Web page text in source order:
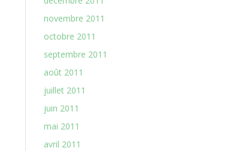
novembre 2011
octobre 2011
septembre 2011
août 2011
juillet 2011
juin 2011
mai 2011
avril 2011